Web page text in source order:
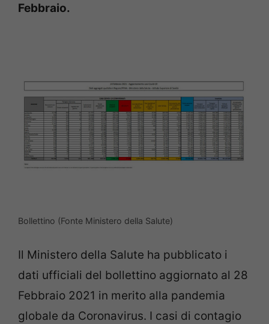
Febbraio.
Bollettino (Fonte Ministero della Salute)
Il Ministero della Salute ha pubblicato i
dati ufficiali del bollettino aggiornato al 28
Febbraio 2021 in merito alla pandemia
globale da Coronavirus. I casi di contagio